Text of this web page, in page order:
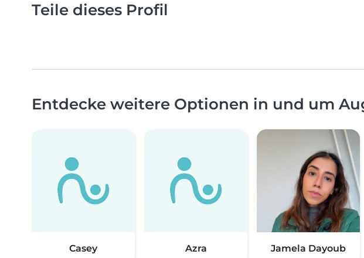
Teile dieses Profil
Entdecke weitere Optionen in und um
Casey Azra Jamela Dayoub